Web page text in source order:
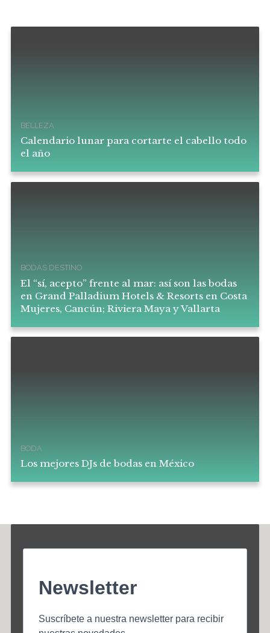
BELLEZA
Calendario lunar para cortarte el cabello todo
el año
BODAS DESTINO
El “sí, acepto” frente al mar: así son las bodas
en Grand Palladium Hotels & Resorts en Costa
Mujeres, Cancún; Riviera Maya y Vallarta
BODA
Los mejores DJs de bodas en México